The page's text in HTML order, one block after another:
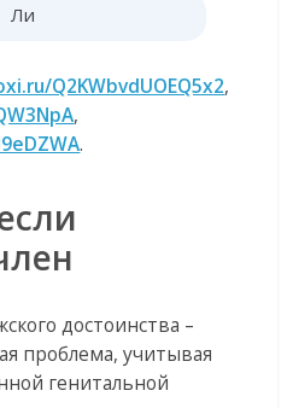
Ли
Q2KWbvdUOEQ5x2,
,
.
достоинства –
проблема, учитывая
генитальной